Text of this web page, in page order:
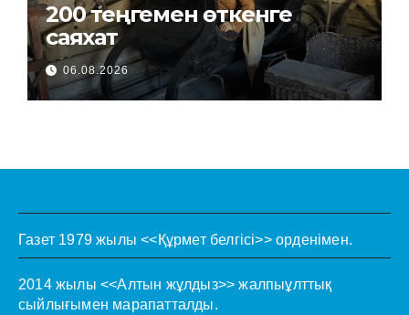
200 теңгемен өткенге
саяхат
06.08.2026
Газет 1979 жылы <<Құрмет белгісі>> орденімен.
2014 жылы <<Алтын жұлдыз>> жалпыұлттық
сыйлығымен марапатталды.